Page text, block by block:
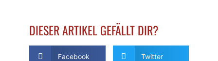
DIESER ARTIKEL GEFÄLLT DIR?
Facebook Twitter